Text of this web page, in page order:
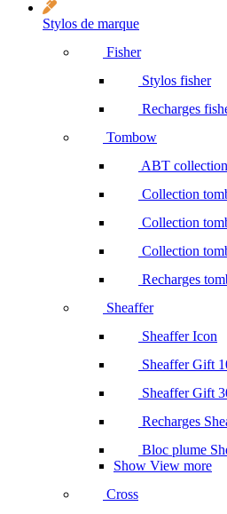
Stylos de marque
Fisher
Stylos fisher
Recharges
Tombow
ABT collection
Collection
Collection
Collection
Recharges
Sheaffer
Sheaffer Icon
Sheaffer Gift
Sheaffer Gift
Recharges
Bloc plume
Show View more
Cross